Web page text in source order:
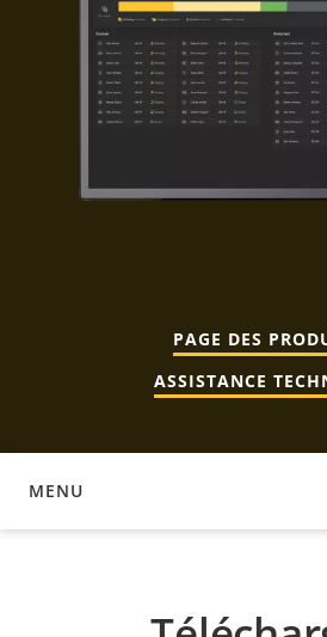
PAGE DES
ASSISTANCE
MENU
TÉLÉCHARGER